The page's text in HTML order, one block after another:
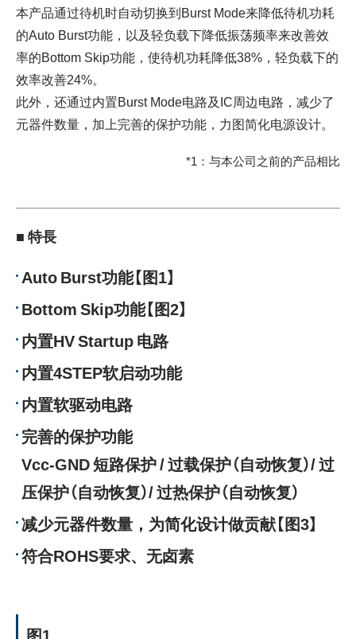
本产品通过待机时自动切换到Burst Mode来降低待机功耗
的Auto Burst功能，以及轻负载下降低振荡频率来改善效
率的Bottom Skip功能，使待机功耗降低38%，轻负载下的
效率改善24%。
此外，还通过内置Burst Mode电路及IC周边电路，减少了
元器件数量，加上完善的保护功能，力图简化电源设计。
*1：与本公司之前的产品相比
■ 特長
Auto Burst功能【图1】
Bottom Skip功能【图2】
内置HV Startup 电路
内置4STEP软启动功能
内置软驱动电路
完善的保护功能
Vcc-GND 短路保护 / 过载保护（自动恢复）/ 过
压保护（自动恢复）/ 过热保护（自动恢复）
减少元器件数量，为简化设计做贡献【图3】
符合ROHS要求、无卤素